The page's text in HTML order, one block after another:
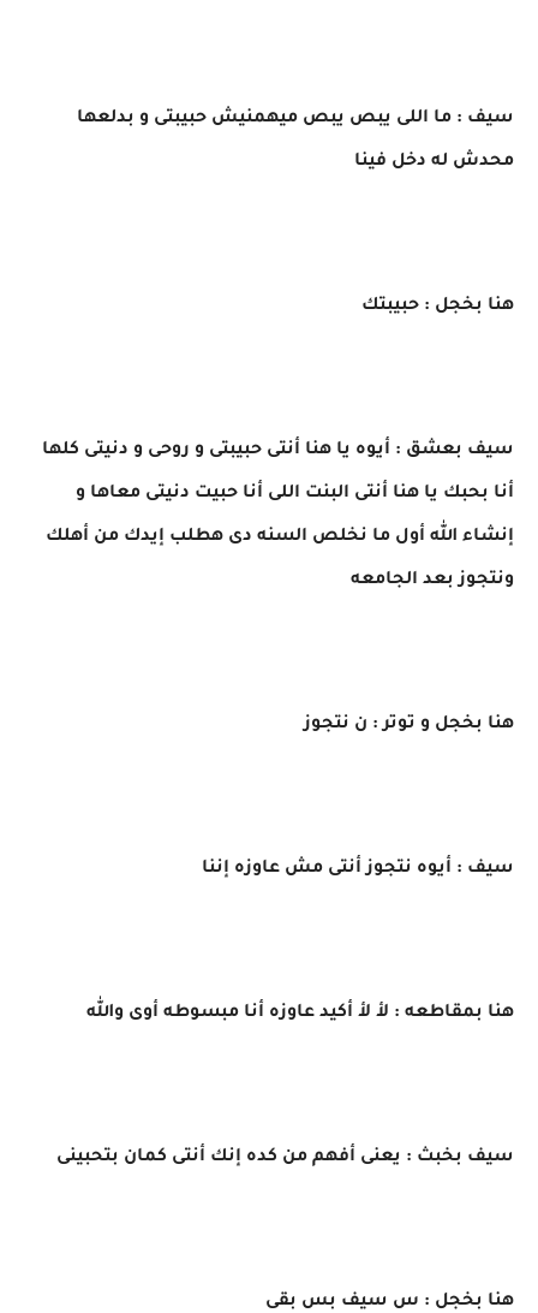
سيف : ما اللى يبص يبص ميهمنيش حبيبتى و بدلعها
محدش له دخل فينا
هنا بخجل : حبيبتك
سيف بعشق : أيوه يا هنا أنتى حبيبتى و روحى و دنيتى كلها
أنا بحبك يا هنا أنتى البنت اللى أنا حبيت دنيتى معاها و
إنشاء الله أول ما نخلص السنه دى هطلب إيدك من أهلك
ونتجوز بعد الجامعه
هنا بخجل و توتر : ن نتجوز
سيف : أيوه نتجوز أنتى مش عاوزه إننا
هنا بمقاطعه : لأ لأ أكيد عاوزه أنا مبسوطه أوى والله
سيف بخبث : يعنى أفهم من كده إنك أنتى كمان بتحبينى
هنا بخجل : س سيف بس بقى